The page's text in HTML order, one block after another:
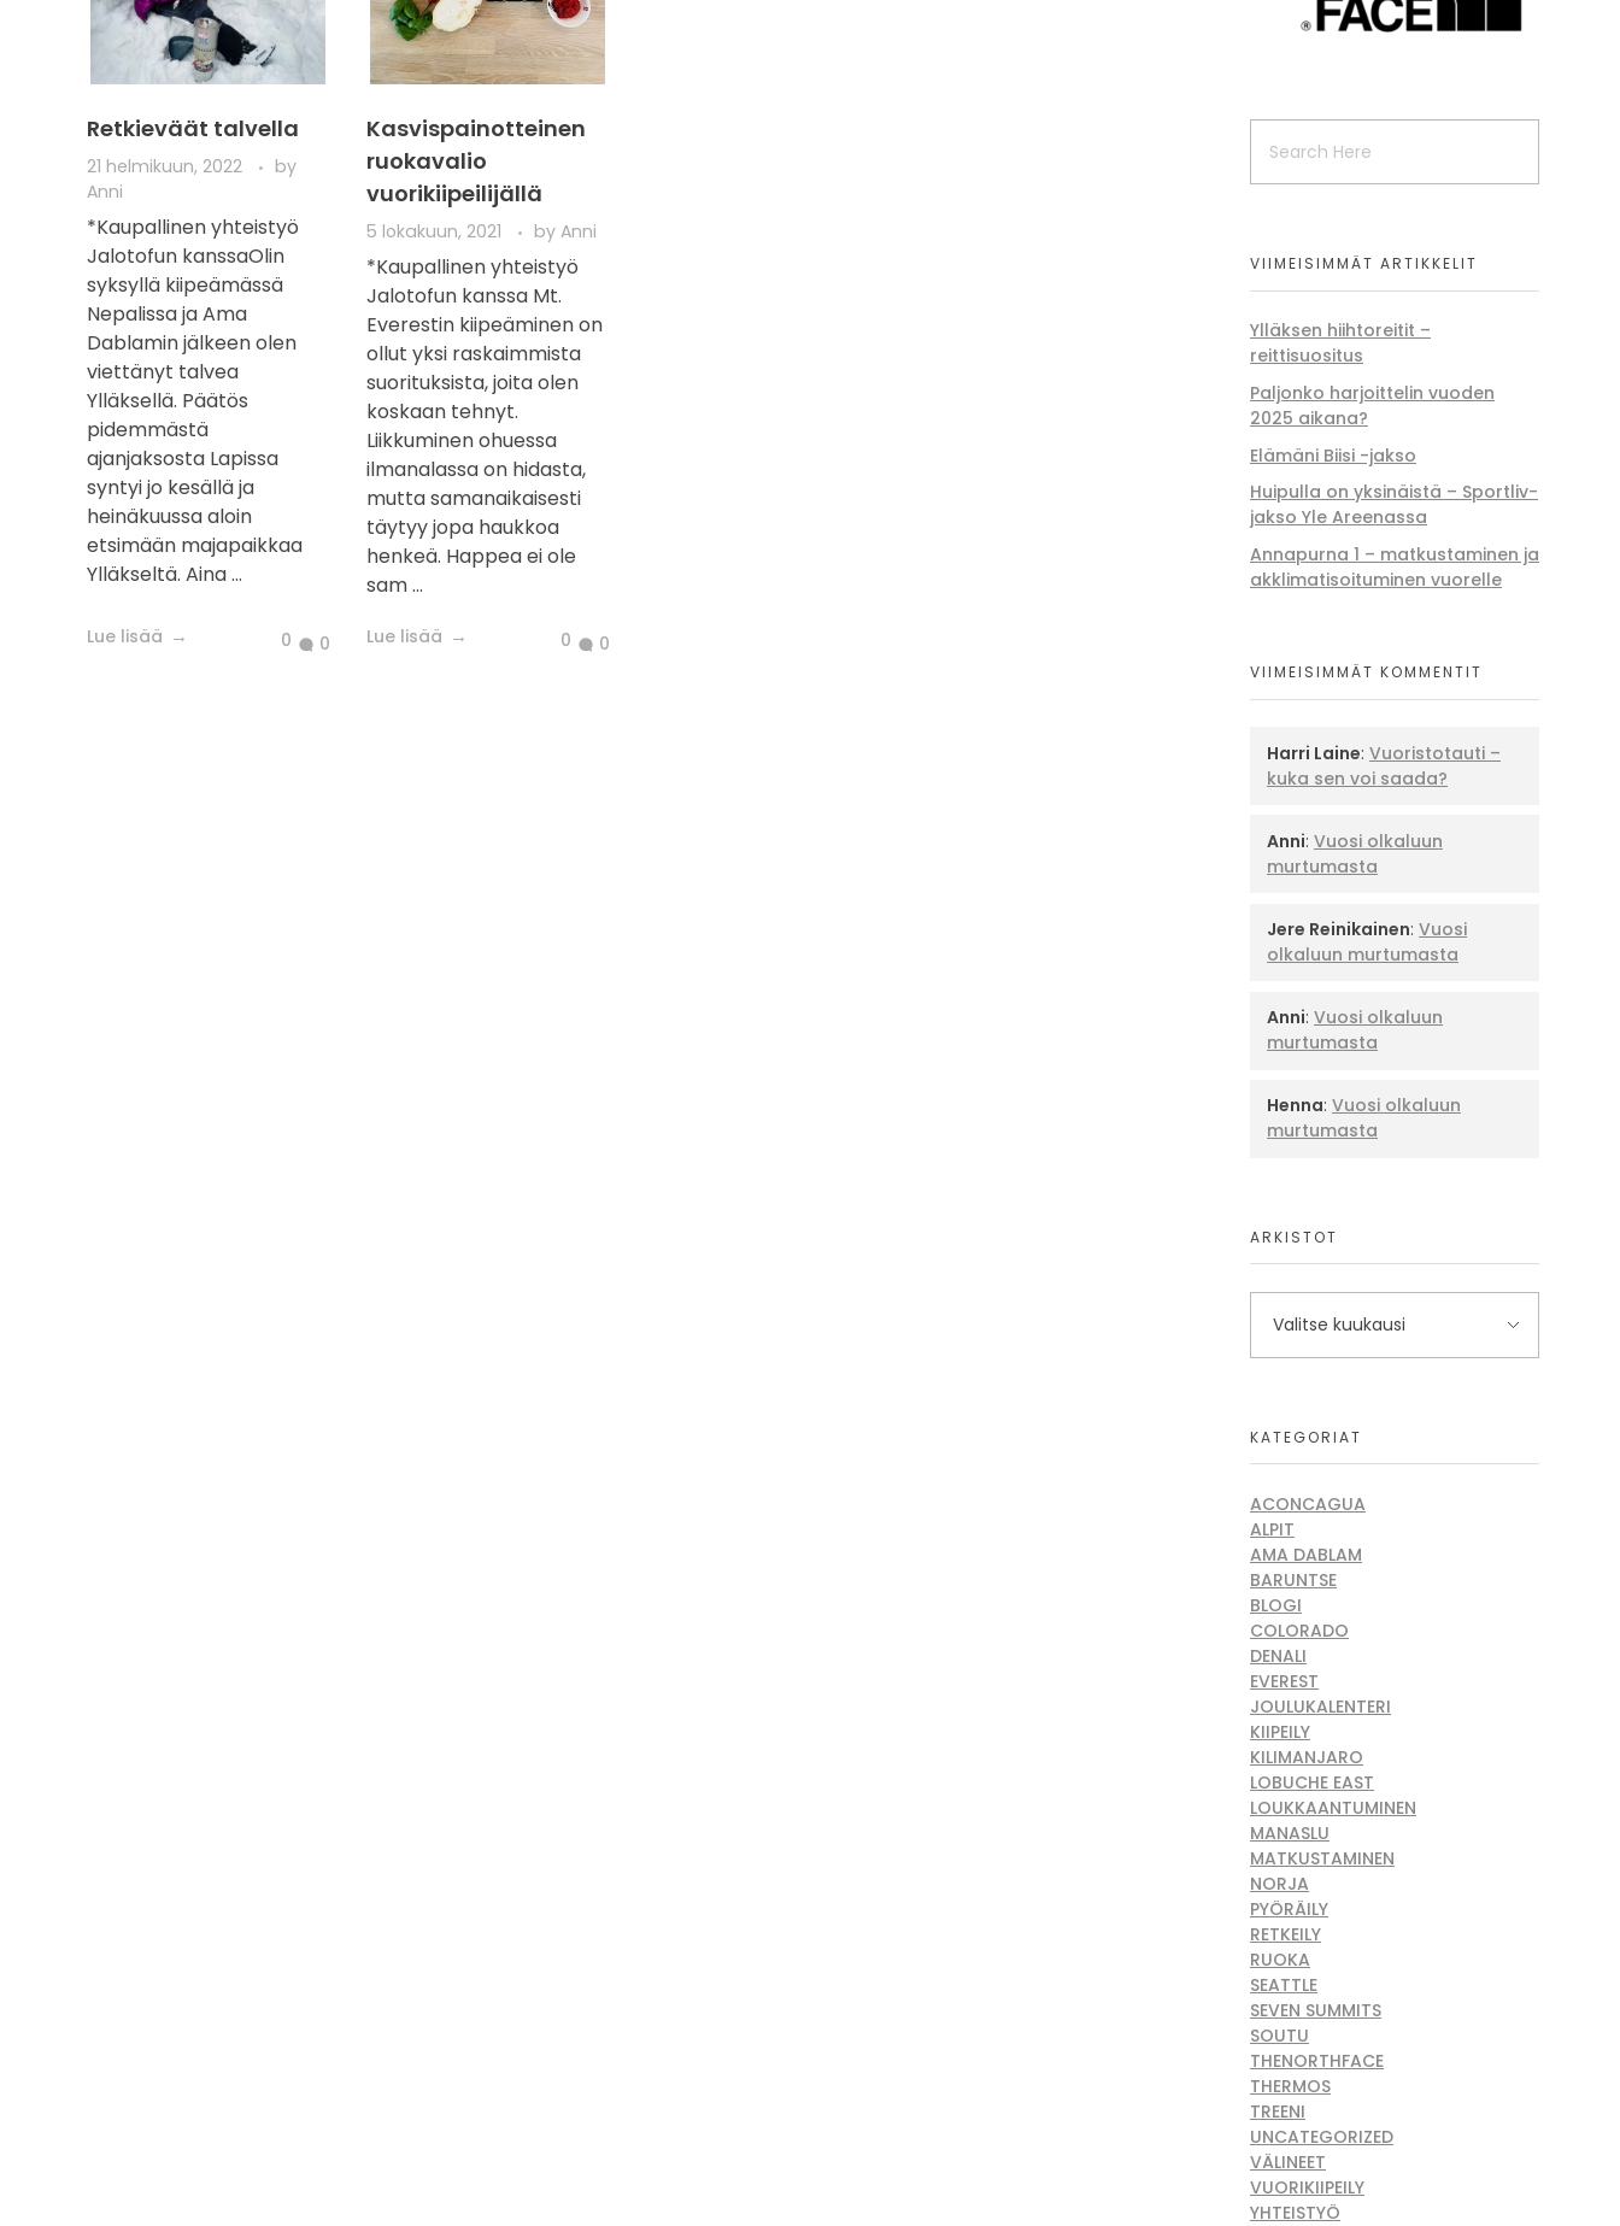
Retkieväät talvella
21 helmikuun, 2022
by
Anni
*Kaupallinen yhteistyö
Jalotofun kanssaOlin
syksyllä kiipeämässä
Nepalissa ja Ama
Dablamin jälkeen olen
viettänyt talvea
Ylläksellä. Päätös
pidemmästä
ajanjaksosta Lapissa
syntyi jo kesällä ja
heinäkuussa aloin
etsimään majapaikkaa
Ylläkseltä. Aina ...
Lue lisää 0 0
Kasvispainotteinen
ruokavalio
vuorikiipeilijällä
5 lokakuun, 2021 by Anni
*Kaupallinen yhteistyö
Jalotofun kanssa Mt.
Everestin kiipeäminen on
ollut yksi raskaimmista
suorituksista, joita olen
koskaan tehnyt.
Liikkuminen ohuessa
ilmanalassa on hidasta,
mutta samanaikaisesti
täytyy jopa haukkoa
henkeä. Happea ei ole
sam ...
Lue lisää 0 0
VIIMEISIMMÄT ARTIKKELIT
Ylläksen hiihtoreitit –
reittisuositus
Paljonko harjoittelin vuoden
2025 aikana?
Elämäni Biisi -jakso
Huipulla on yksinäistä – Sportliv-
jakso Yle Areenassa
Annapurna 1 – matkustaminen ja
akklimatisoituminen vuorelle
VIIMEISIMMÄT KOMMENTIT
Harri Laine: Vuoristotauti –
kuka sen voi saada?
Anni: Vuosi olkaluun
murtumasta
Jere Reinikainen: Vuosi
olkaluun murtumasta
Anni: Vuosi olkaluun
murtumasta
Henna: Vuosi olkaluun
murtumasta
ARKISTOT
KATEGORIAT
ACONCAGUA
ALPIT
AMA DABLAM
BARUNTSE
BLOGI
COLORADO
DENALI
EVEREST
JOULUKALENTERI
KIIPEILY
KILIMANJARO
LOBUCHE EAST
LOUKKAANTUMINEN
MANASLU
MATKUSTAMINEN
NORJA
PYÖRÄILY
RETKEILY
RUOKA
SEATTLE
SEVEN SUMMITS
SOUTU
THENORTHFACE
THERMOS
TREENI
UNCATEGORIZED
VÄLINEET
VUORIKIIPEILY
YHTEISTYÖ